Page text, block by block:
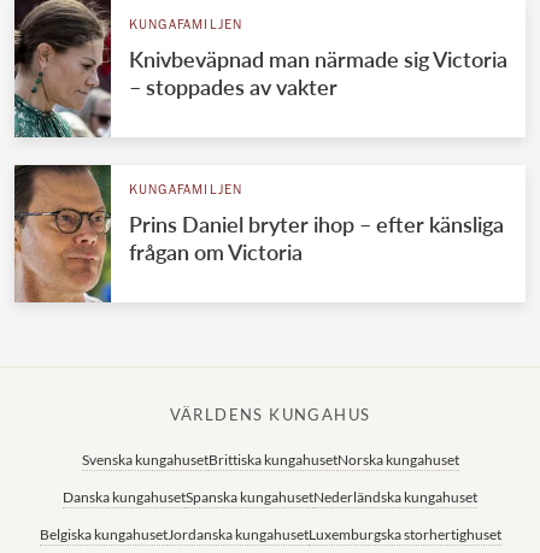
KUNGAFAMILJEN
Knivbeväpnad man närmade sig Victoria
– stoppades av vakter
KUNGAFAMILJEN
Prins Daniel bryter ihop – efter känsliga
frågan om Victoria
VÄRLDENS KUNGAHUS
Svenska kungahusetBrittiska kungahusetNorska kungahuset
Danska kungahusetSpanska kungahusetNederländska kungahuset
Belgiska kungahusetJordanska kungahusetLuxemburgska storhertighuset